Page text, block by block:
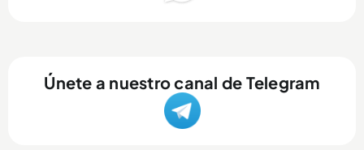
Únete a nuestro canal de Telegram